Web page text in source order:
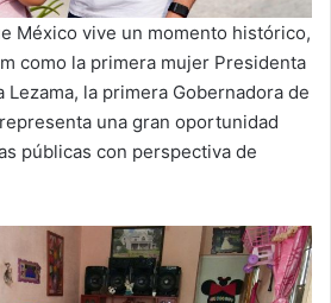
México vive un momento histórico,
como la primera mujer Presidenta
Lezama, la primera Gobernadora de
una gran oportunidad
públicas con perspectiva de